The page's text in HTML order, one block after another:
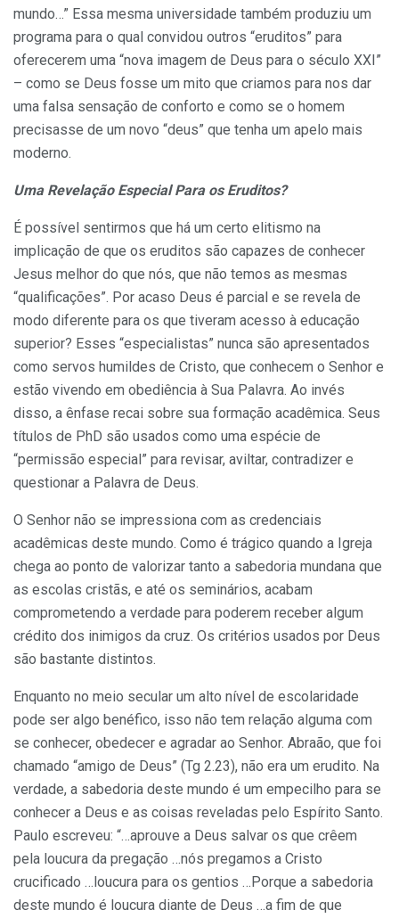
mundo…” Essa mesma universidade também produziu um
programa para o qual convidou outros “eruditos” para
oferecerem uma “nova imagem de Deus para o século XXI”
– como se Deus fosse um mito que criamos para nos dar
uma falsa sensação de conforto e como se o homem
precisasse de um novo “deus” que tenha um apelo mais
moderno.
Uma Revelação Especial Para os Eruditos?
É possível sentirmos que há um certo elitismo na
implicação de que os eruditos são capazes de conhecer
Jesus melhor do que nós, que não temos as mesmas
“qualificações”. Por acaso Deus é parcial e se revela de
modo diferente para os que tiveram acesso à educação
superior? Esses “especialistas” nunca são apresentados
como servos humildes de Cristo, que conhecem o Senhor e
estão vivendo em obediência à Sua Palavra. Ao invés
disso, a ênfase recai sobre sua formação acadêmica. Seus
títulos de PhD são usados como uma espécie de
“permissão especial” para revisar, aviltar, contradizer e
questionar a Palavra de Deus.
O Senhor não se impressiona com as credenciais
acadêmicas deste mundo. Como é trágico quando a Igreja
chega ao ponto de valorizar tanto a sabedoria mundana que
as escolas cristãs, e até os seminários, acabam
comprometendo a verdade para poderem receber algum
crédito dos inimigos da cruz. Os critérios usados por Deus
são bastante distintos.
Enquanto no meio secular um alto nível de escolaridade
pode ser algo benéfico, isso não tem relação alguma com
se conhecer, obedecer e agradar ao Senhor. Abraão, que foi
chamado “amigo de Deus” (Tg 2.23), não era um erudito. Na
verdade, a sabedoria deste mundo é um empecilho para se
conhecer a Deus e as coisas reveladas pelo Espírito Santo.
Paulo escreveu: “…aprouve a Deus salvar os que crêem
pela loucura da pregação …nós pregamos a Cristo
crucificado …loucura para os gentios …Porque a sabedoria
deste mundo é loucura diante de Deus …a fim de que